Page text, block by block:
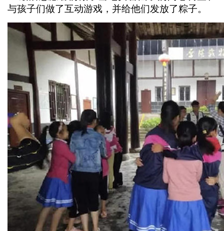
与孩子们做了互动游戏，并给他们发放了粽子。